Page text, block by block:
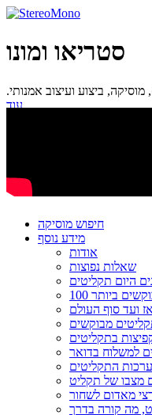
סטריאו ומונו
ביצוע ועיצוב אמנותי.
עוד...
חיפוש מוסיקה
מידע נוסף
אודות
שאלות נפוצות
היום תקליטים
ביותר
ועד סוף העולם
מבוקשים
בתקליטים
למשלוח בדואר
התקליטים
מצבו של תקליט
מאדום לשחור